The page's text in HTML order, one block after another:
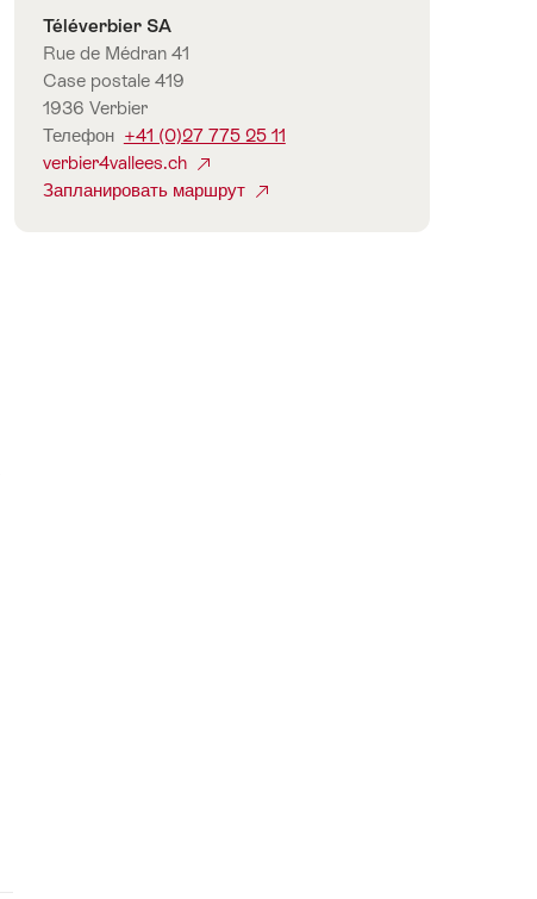
Контакты
Téléverbier SA
Rue de Médran 41
Case postale 419
1936 Verbier
Телефон +41 (0)27 775 25 11
verbier4vallees.ch
Запланировать маршрут